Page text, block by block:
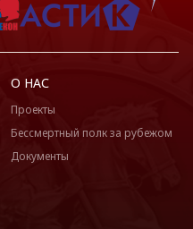
О НАС
Проекты
Бессмертный полк за рубежом
Документы